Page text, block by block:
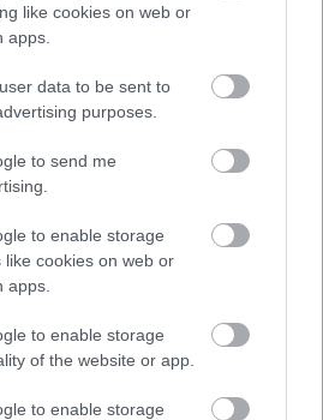
like cookies on web or
apps.
data to be sent to
purposes.
to send me
to enable storage
like cookies on web or
apps.
to enable storage
of the website or app.
to enable storage
aktiivisesti pitkän
liikuntatieteellisessä
liikuntateknologian
sijaitsevan yliopiston
sykkii
tiedeyliopisto –
yhteisö, jonka
huomisen kysymyksiin.
on ollut tulevaisuuden
1863, jolloin